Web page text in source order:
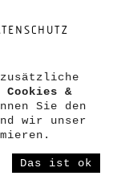
Cookies &
Sie den
wir unser
Das ist ok